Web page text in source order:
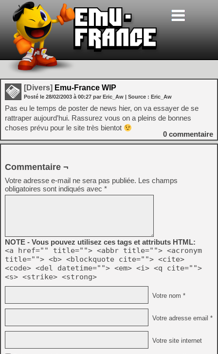
[Divers] Emu-France WIP
Posté le 28/02/2003 à 00:27 par Eric_Aw | Source : Eric_Aw
Pas eu le temps de poster de news hier, on va essayer de se
rattraper aujourd’hui. Rassurez vous on a pleins de bonnes
choses prévu pour le site très bientot
0 commentaire
Commentaire ¬
Votre adresse e-mail ne sera pas publiée. Les champs
obligatoires sont indiqués avec *
NOTE - Vous pouvez utilisez ces tags et attributs HTML:
<a href="" title=""> <abbr title=""> <acronym
title=""> <b> <blockquote cite=""> <cite>
<code> <del datetime=""> <em> <i> <q cite="">
<s> <strike> <strong>
Votre nom *
Votre adresse email *
Votre site internet